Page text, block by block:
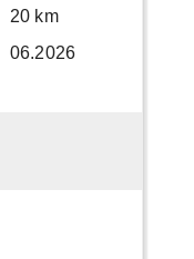
20 km
06.2026